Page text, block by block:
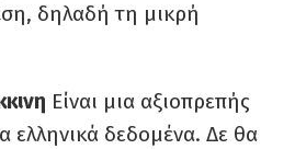
δηλαδή τη μικρή
Είναι μια αξιοπρεπής
ελληνικά δεδομένα. Δε θα